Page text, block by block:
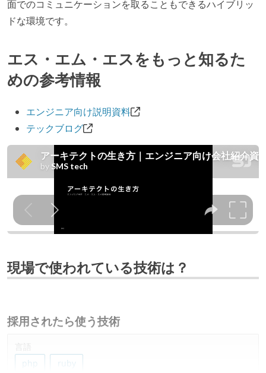
面でのコミュニケーションを取ることもできるハイブリッ
ドな環境です。
エス・エム・エスをもっと知るた
めの参考情報
エンジニア向け説明資料
テックブログ
現場で使われている技術は？
採用されたら使う技術
言語
php
ruby